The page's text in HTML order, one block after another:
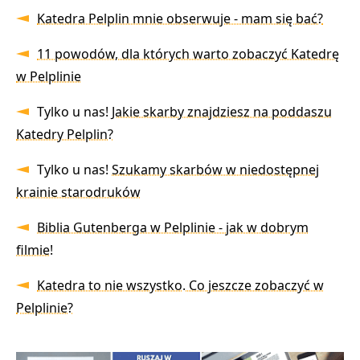
Katedra Pelplin mnie obserwuje - mam się bać?
11 powodów, dla których warto zobaczyć Katedrę
w Pelplinie
Tylko u nas! Jakie skarby znajdziesz na poddaszu
Katedry Pelplin?
Tylko u nas! Szukamy skarbów w niedostępnej
krainie starodruków
Biblia Gutenberga w Pelplinie - jak w dobrym
filmie!
Katedra to nie wszystko. Co jeszcze zobaczyć w
Pelplinie?